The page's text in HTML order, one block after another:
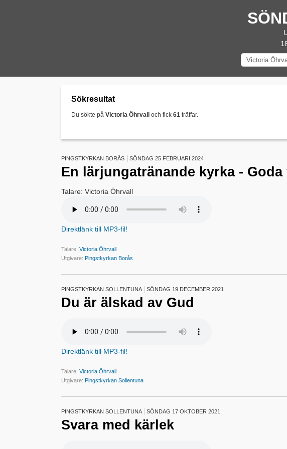
Sökresultat
Du sökte på Victoria Öhrvall och fick 61 träffar.
PINGSTKYRKAN BORÅS SÖNDAG 25 FEBRUARI 2024
En lärjungatränande kyrka -
Talare: Victoria Öhrvall
Direktlänk till MP3-fil!
Talare: Victoria Öhrvall
Utgivare: Pingstkyrkan Borås
PINGSTKYRKAN SOLLENTUNA SÖNDAG 19 DECEMBER 2021
Du är älskad av Gud
Direktlänk till MP3-fil!
Talare: Victoria Öhrvall
Utgivare: Pingstkyrkan Sollentuna
PINGSTKYRKAN SOLLENTUNA SÖNDAG 17 OKTOBER 2021
Svara med kärlek